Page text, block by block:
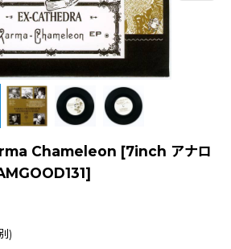
Chameleon [7inch アナロ
]
)